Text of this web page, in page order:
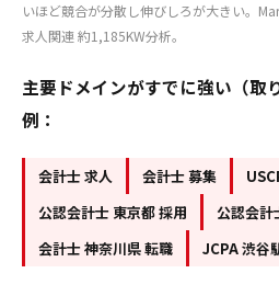
いほど競合が分散し伸びしろが大きい。
求人関連 約1,185KW分析。
主要ドメインがすでに強い（取
例：
会計士 求人 会計士 募集
公認会計士 東京都 採用
公認会計
会計士 神奈川県 転職
JCPA 渋谷